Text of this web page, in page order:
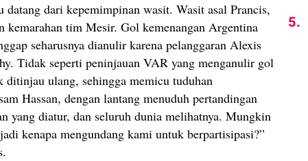
datang dari kepemimpinan wasit. Wasit asal Prancis,
kemarahan tim Mesir. Gol kemenangan Argentina
seharusnya dianulir karena pelanggaran Alexis
Tidak seperti peninjauan VAR yang menganulir gol
ulang, sehingga memicu tuduhan
Hassan, dengan lantang menuduh pertandingan
yang diatur, dan seluruh dunia melihatnya. Mungkin
kenapa mengundang kami untuk berpartisipasi?”
5.